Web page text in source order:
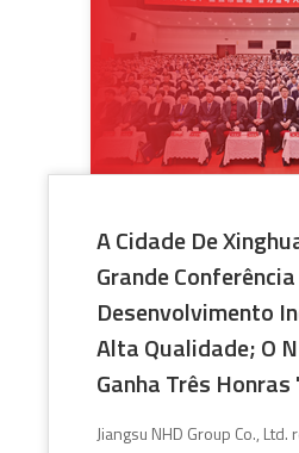
A Cidade De
Grande
Desenvolvimento
Alta Qualidade; O
Ganha Três Honras
Jiangsu NHD Group Co.,